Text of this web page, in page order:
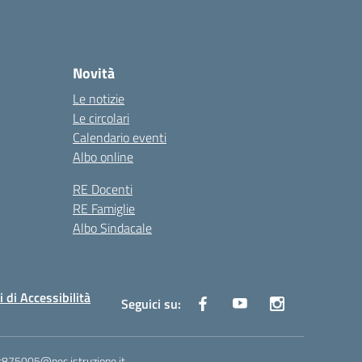
Novità
Le notizie
Le circolari
Calendario eventi
Albo online
RE Docenti
RE Famiglie
Albo Sindacale
di Accessibilità Seguici su: